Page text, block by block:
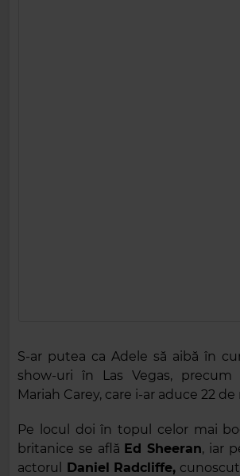
S-ar putea ca Adele să aibă în
show-uri în Las Vegas,
Mariah Carey, care i-ar aduce 22
Pe locul doi în topul celor mai
britanice se află Ed Sheeran, iar
actorul
Daniel Radcliffe,